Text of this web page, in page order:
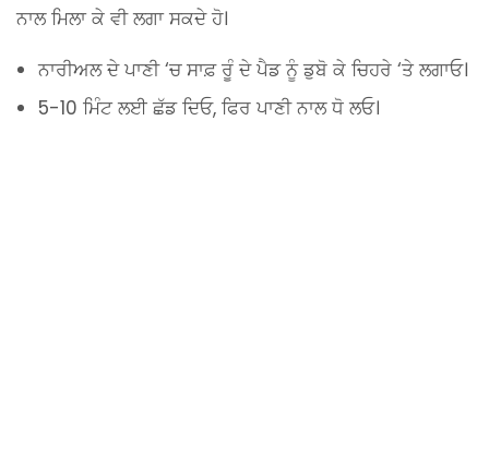
ਨਾਲ ਮਿਲਾ ਕੇ ਵੀ ਲਗਾ ਸਕਦੇ ਹੋ।
ਨਾਰੀਅਲ ਦੇ ਪਾਣੀ ‘ਚ ਸਾਫ਼ ਰੂੰ ਦੇ ਪੈਡ ਨੂੰ ਡੁਬੋ ਕੇ ਚਿਹਰੇ ‘ਤੇ ਲਗਾਓ।
5-10 ਮਿੰਟ ਲਈ ਛੱਡ ਦਿਓ, ਫਿਰ ਪਾਣੀ ਨਾਲ ਧੋ ਲਓ।